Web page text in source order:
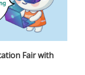
Fair with